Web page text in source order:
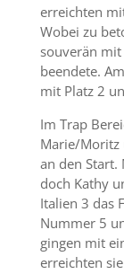
erreichten
Wobei zu
souverän
beendete.
mit Platz 2
Im Trap
Marie/Moritz
an den Start.
doch Kathy
Italien 3 das
Nummer 5
gingen mit
erreichten